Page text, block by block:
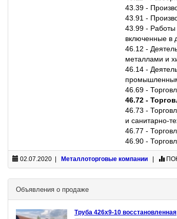
43.39 -
43.91 -
43.99 - Работы
включенные в
46.12 -
металлами и
46.14 -
46.69 -
46.72 -
46.73 -
и санитарно-
46.77 -
46.90 -
02.07.2020 | Металлоторговые компании
Объявления о продаже
Труба 426х9-10 восстановленная